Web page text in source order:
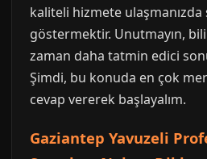
kaliteli hizmete ulaşmanızda
göstermektir. Unutmayın,
zaman daha tatmin edici
Şimdi, bu konuda en çok
cevap vererek başlayalım.
Gaziantep Yavuzeli